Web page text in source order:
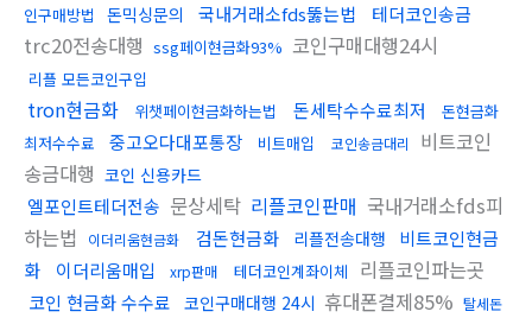
인구매방법
돈믹싱문의 국내거래소fds뚫는법 테더코인송금
trc20전송대행 ssg페이현금화93% 코인구매대행24시
리플 모든코인구입
tron현금화 위챗페이현금화하는법 돈세탁수수료최저
돈현금화
최저수수료
중고오다대포통장 비트매입 코인송금대리
비트코인
송금대행 코인 신용카드
엘포인트테더전송 문상세탁 리플코인판매 국내거래소fds피
하는법
이더리움현금화 검돈현금화 리플전송대행
비트코인현금
화
이더리움매입 xrp판매 테더코인계좌이체 리플코인파는곳
코인 현금화 수수료 코인구매대행 24시 휴대폰결제85% 탈세돈